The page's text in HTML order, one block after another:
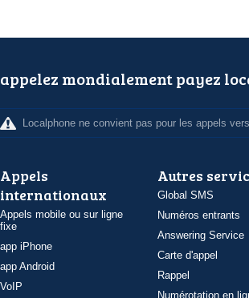
appelez mondialement payez
Localphone ne convient pas pour les appels
Appels
internationaux
Appels mobile ou sur ligne
fixe
app iPhone
app Android
VoIP
Autres
Global SMS
Numéros entrants
Answering Service
Carte d'appel
Rappel
Numérotation en